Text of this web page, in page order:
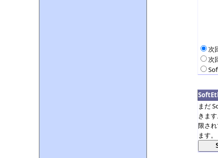
次
次
まだ
きま
限さ
ます。